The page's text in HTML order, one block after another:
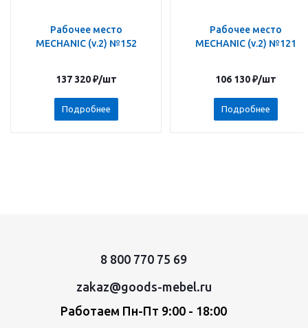
Рабочее место
MECHANIC (v.2) №152
137 320₽/шт
Подробнее
Рабочее место
MECHANIC (v.2) №121
106 130₽/шт
Подробнее
8 800 770 75 69
zakaz@goods-mebel.ru
Работаем Пн-Пт 9:00 - 18:00